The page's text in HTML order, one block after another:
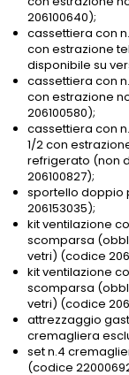
206100640);
cassettiera con
con estrazione
disponibile su
cassettiera con
con estrazione
206100580);
cassettiera con
1/2 con
refrigerato (non
206100827);
sportello doppio
206153035);
kit ventilazione
scomparsa
vetri) (codice
kit ventilazione
scomparsa
vetri) (codice
attrezzaggio
cremagliera
set n.4
(codice